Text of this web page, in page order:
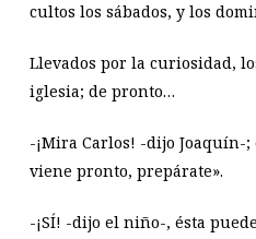
cultos los sábados, y los
Llevados por la curiosidad,
iglesia; de pronto…
-¡Mira Carlos! -dijo Joaquín-;
viene pronto, prepárate».
-¡SÍ! -dijo el niño-, ésta